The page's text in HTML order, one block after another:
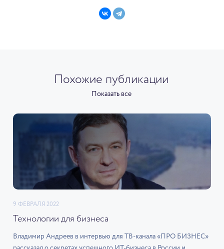
Похожие публикации
Показать все
9 ФЕВРАЛЯ 2022
Технологии для бизнеса
Владимир Андреев в интервью для ТВ-канала «ПРО БИЗНЕС»